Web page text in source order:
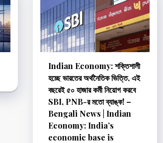
Indian Economy: শক্তিশালী
হচ্ছে ভারতের অর্থনৈতিক ভিত্তি, এই
বছরেই ৫০ হাজার কর্মী নিয়োগ করবে
SBI, PNB-র মতো ব্যাঙ্ক! –
Bengali News | Indian
Economy: India’s
economic base is